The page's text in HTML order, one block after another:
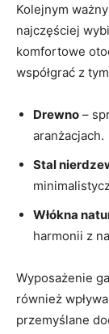
Kolejnym
najczęściej
komfortowe
współgrać z
Drewno –
aranżacjach.
Stal
Włókna
harmonii z
Wyposażenie
również
‌przemyślane